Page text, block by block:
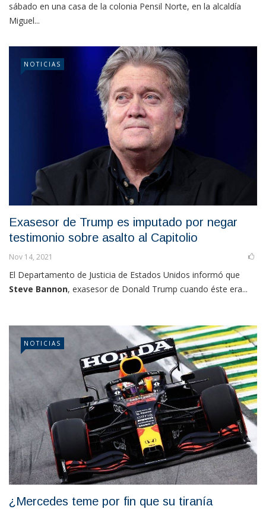
sábado en una casa de la colonia Pensil Norte, en la alcaldía
Miguel...
NOTICIAS
Exasesor de Trump es imputado por negar
testimonio sobre asalto al Capitolio
Nov 14, 2021
El Departamento de Justicia de Estados Unidos informó que
Steve Bannon, exasesor de Donald Trump cuando éste era...
NOTICIAS
¿Mercedes teme por fin que su tiranía